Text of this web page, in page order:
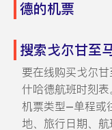
德的机票
搜索戈尔甘至
要在线购买戈尔
什哈德航班时刻
机票类型--单程或
地、旅行日期、